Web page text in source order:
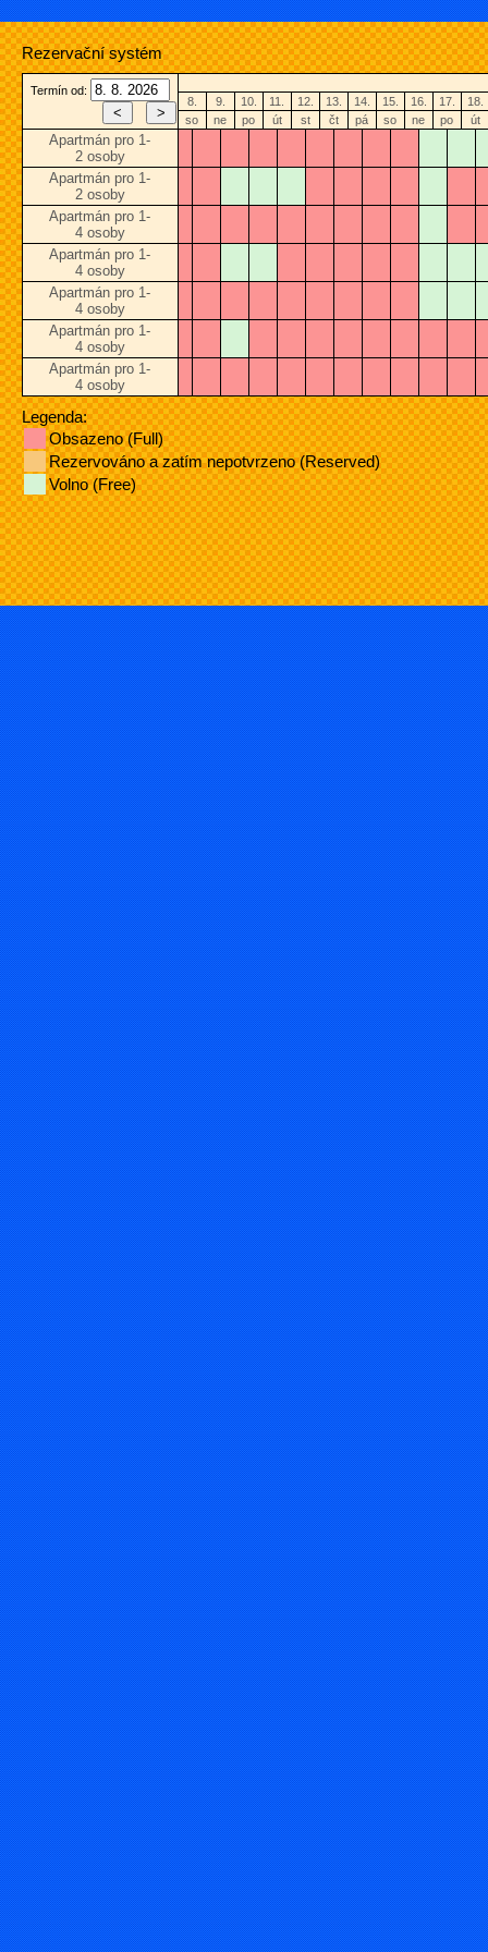
Rezervační systém
Termín od:
8.
9. 10. 11. 12. 13. 14. 15. 16. 17.
18.
so
ne po út st čt pá so ne po út
Apartmán pro 1-
2 osoby
Apartmán pro 1-
2 osoby
Apartmán pro 1-
4 osoby
Apartmán pro 1-
4 osoby
Apartmán pro 1-
4 osoby
Apartmán pro 1-
4 osoby
Apartmán pro 1-
4 osoby
Legenda:
Obsazeno (Full)
Rezervováno a zatím nepotvrzeno (Reserved)
Volno (Free)